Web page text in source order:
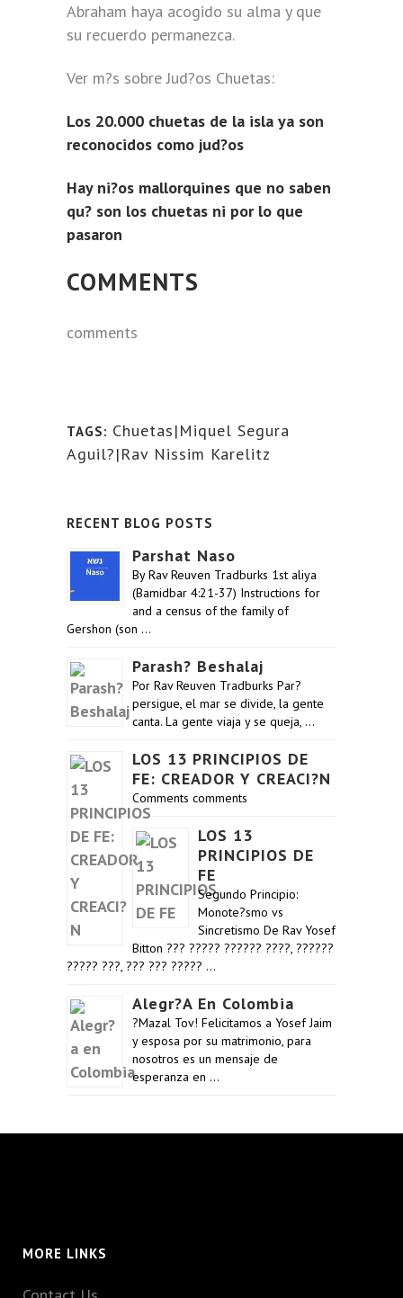
Abraham haya acogido su alma y que
su recuerdo permanezca.
Ver m?s sobre Jud?os Chuetas:
Los 20.000 chuetas de la isla ya son
reconocidos como jud?os
Hay ni?os mallorquines que no saben
qu? son los chuetas ni por lo que
pasaron
COMMENTS
comments
TAGS: Chuetas|Miquel Segura
Aguil?|Rav Nissim Karelitz
RECENT BLOG POSTS
Parshat Naso
By Rav Reuven Tradburks 1st aliya
(Bamidbar 4:21-37) Instructions for
and a census of the family of
Gershon (son …
Parash? Beshalaj
Por Rav Reuven Tradburks Par?
persigue, el mar se divide, la gente
canta. La gente viaja y se queja, …
LOS 13 PRINCIPIOS DE
FE: CREADOR Y CREACI?N
Comments comments
LOS 13
PRINCIPIOS DE
FE
Segundo Principio:
Monote?smo vs
Sincretismo De Rav Yosef
Bitton ??? ????? ?????? ????, ??????
????? ???, ??? ??? ????? …
Alegr?a En Colombia
?Mazal Tov! Felicitamos a Yosef Jaim
y esposa por su matrimonio, para
nosotros es un mensaje de
esperanza en …
MORE LINKS